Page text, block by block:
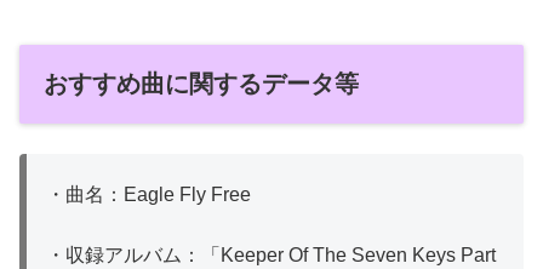
おすすめ曲に関するデータ等
・曲名：Eagle Fly Free
・収録アルバム：「Keeper Of The Seven Keys Part